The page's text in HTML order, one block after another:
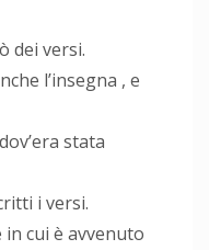
dei versi.
l’insegna , e
stata
i versi.
cui è avvenuto